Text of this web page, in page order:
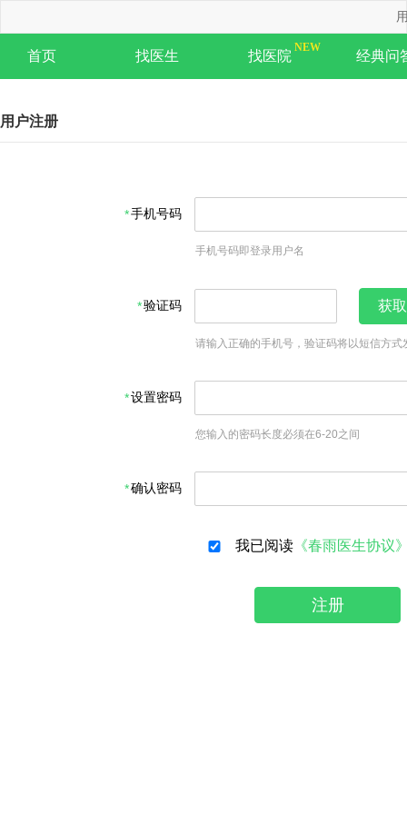
首页 找医生 找医院 经典问
用户注册
手机号码
手机号码即登录用户名
验证码 获
请输入正确的手机号，验证码将以短信方式
设置密码
您输入的密码长度必须在6-20之间
确认密码
我已阅读 《春雨医生协议
注册